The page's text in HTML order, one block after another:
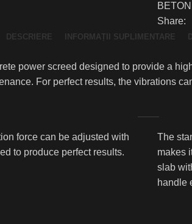
BETON
Share:
DESCRIERE INFORMAȚII SUPLIMENTARE
power screed designed to provide a
For perfect results, the vibrations
force can be adjusted with
to produce perfect results.
The
makes
slab
handle